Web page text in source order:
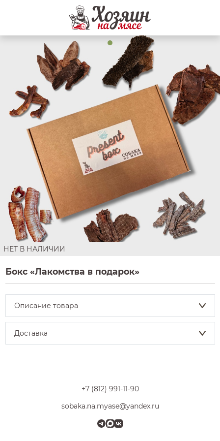
НЕТ В НАЛИЧИИ
Бокс «Лакомства в подарок»
Описание товара
Доставка
+7 (812) 991-11-90
sobaka.na.myase@yandex.ru
Телеграм
MAX
VK